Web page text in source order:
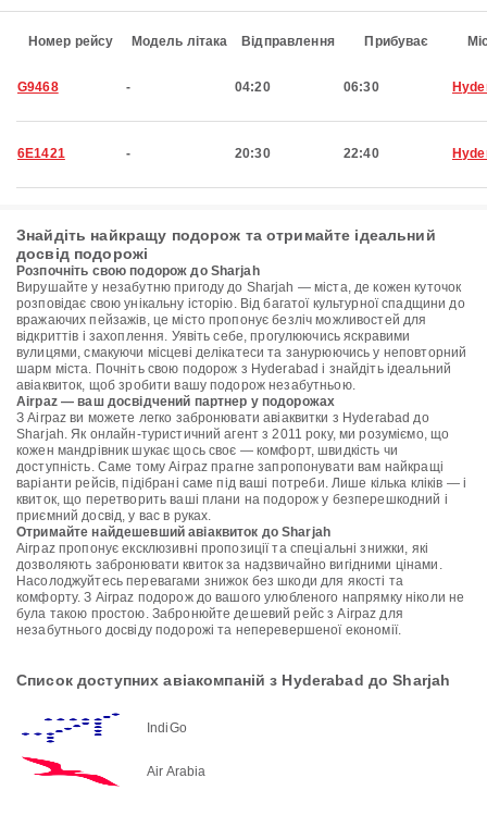
Номер рейсу Модель літака Відправлення Прибуває
G9468 - 04:20 06:30
6E1421 - 20:30 22:40
Знайдіть найкращу подорож та отримайте ідеальний
досвід подорожі
Розпочніть свою подорож до Sharjah
Вирушайте у незабутню пригоду до Sharjah — міста, де кожен куточок
розповідає свою унікальну історію. Від багатої культурної спадщини до
вражаючих пейзажів, це місто пропонує безліч можливостей для
відкриттів і захоплення. Уявіть себе, прогулюючись яскравими
вулицями, смакуючи місцеві делікатеси та занурюючись у неповторний
шарм міста. Почніть свою подорож з Hyderabad і знайдіть ідеальний
авіаквиток, щоб зробити вашу подорож незабутньою.
Airpaz — ваш досвідчений партнер у подорожах
З Airpaz ви можете легко забронювати авіаквитки з Hyderabad до
Sharjah. Як онлайн-туристичний агент з 2011 року, ми розуміємо, що
кожен мандрівник шукає щось своє — комфорт, швидкість чи
доступність. Саме тому Airpaz прагне запропонувати вам найкращі
варіанти рейсів, підібрані саме під ваші потреби. Лише кілька кліків — і
квиток, що перетворить ваші плани на подорож у безперешкодний і
приємний досвід, у вас в руках.
Отримайте найдешевший авіаквиток до Sharjah
Airpaz пропонує ексклюзивні пропозиції та спеціальні знижки, які
дозволяють забронювати квиток за надзвичайно вигідними цінами.
Насолоджуйтесь перевагами знижок без шкоди для якості та
комфорту. З Airpaz подорож до вашого улюбленого напрямку ніколи не
була такою простою. Забронюйте дешевий рейс з Airpaz для
незабутнього досвіду подорожі та неперевершеної економії.
Список доступних авіакомпаній з Hyderabad до Sharjah
IndiGo
Air Arabia